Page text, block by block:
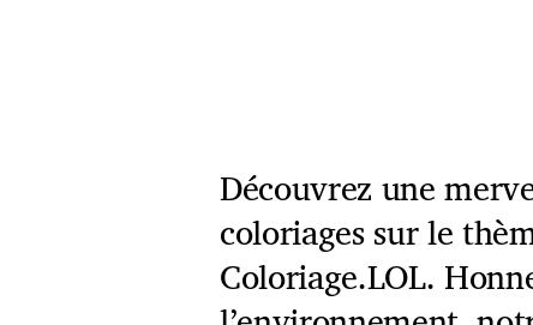
Découvrez une
coloriages sur le
Coloriage.LOL.